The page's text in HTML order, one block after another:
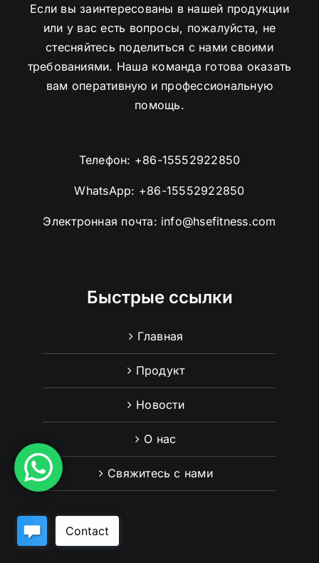
Если вы заинтересованы в нашей продукции
или у вас есть вопросы, пожалуйста, не
стесняйтесь поделиться с нами своими
требованиями. Наша команда готова оказать
вам оперативную и профессиональную
помощь.
Телефон: +86-15552922850
WhatsApp: +86-15552922850
Электронная почта: info@hsefitness.com
Быстрые ссылки
Главная
Продукт
Новости
О нас
Свяжитесь с нами